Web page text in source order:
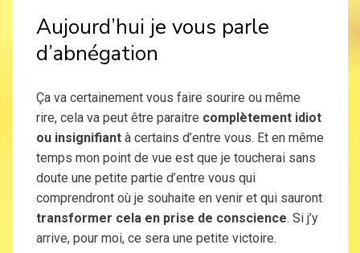
Aujourd’hui je vous parle
d’abnégation
Ça va certainement vous faire sourire ou même
rire, cela va peut être paraitre complètement idiot
ou insignifiant à certains d’entre vous. Et en même
temps mon point de vue est que je toucherai sans
doute une petite partie d’entre vous qui
comprendront où je souhaite en venir et qui sauront
transformer cela en prise de conscience. Si j’y
arrive, pour moi, ce sera une petite victoire.